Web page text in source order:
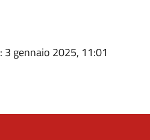
: 3 gennaio 2025, 11:01